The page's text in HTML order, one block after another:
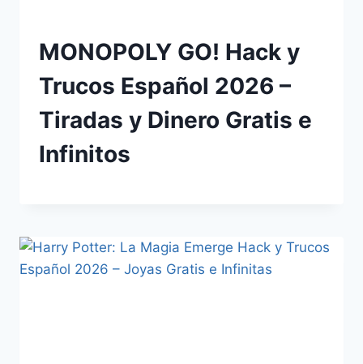
MONOPOLY GO! Hack y
Trucos Español 2026 –
Tiradas y Dinero Gratis e
Infinitos